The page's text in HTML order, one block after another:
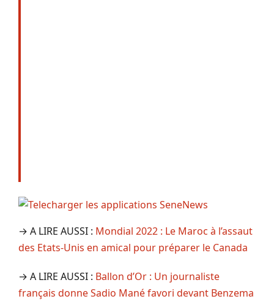
→ A LIRE AUSSI : Mondial 2022 : Le Maroc à l’assaut
des Etats-Unis en amical pour préparer le Canada
→ A LIRE AUSSI : Ballon d’Or : Un journaliste
français donne Sadio Mané favori devant Benzema